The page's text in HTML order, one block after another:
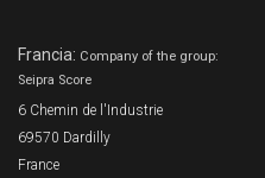
Francia: Company of the group:
Seipra Score
6 Chemin de l'Industrie
69570 Dardilly
France